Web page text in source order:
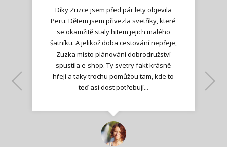
Díky Zuzce jsem před pár lety objevila
Peru. Dětem jsem přivezla svetříky, které
se okamžitě staly hitem jejich malého
šatníku. A jelikož doba cestování nepřeje,
Zuzka místo plánování dobrodružství
spustila e-shop. Ty svetry fakt krásně
hřejí a taky trochu pomůžou tam, kde to
teď asi dost potřebují...
Jana T.
Ilona M.
Lenka K.
Nadšená zpráva
Katka Perháčová
Lenka K.